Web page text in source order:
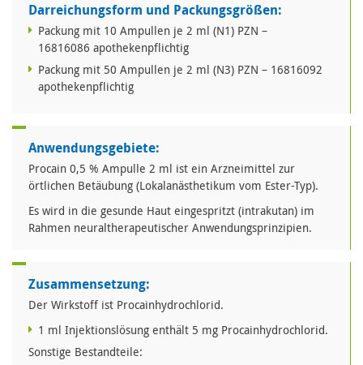
Darreichungsform und Packungsgrößen:
Packung mit 10 Ampullen je 2 ml (N1) PZN –
16816086 apothekenpflichtig
Packung mit 50 Ampullen je 2 ml (N3) PZN – 16816092
apothekenpflichtig
Anwendungsgebiete:
Procain 0,5 % Ampulle 2 ml ist ein Arzneimittel zur
örtlichen Betäubung (Lokalanästhetikum vom Ester-Typ).
Es wird in die gesunde Haut eingespritzt (intrakutan) im
Rahmen neuraltherapeutischer Anwendungsprinzipien.
Zusammensetzung:
Der Wirkstoff ist Procainhydrochlorid.
1 ml Injektionslösung enthält 5 mg Procainhydrochlorid.
Sonstige Bestandteile: